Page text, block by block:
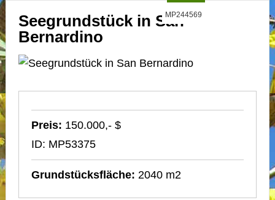
MP244569
Seegrundstück in San
Bernardino
Preis: 150.000,- $
ID: MP53375
Grundstücksfläche: 2040 m2